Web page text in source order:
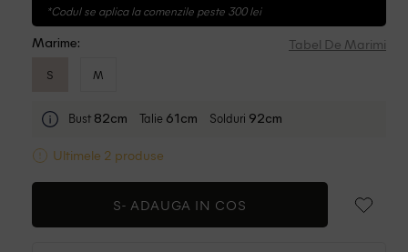
*Codul se aplica la comenzile peste 300 lei
Marime: Tabel De Marimi
S M
Bust 82cm Talie 61cm Solduri 92cm
Ultimele 2 produse
S- ADAUGA IN COS